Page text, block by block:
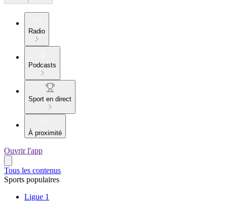
Radio
Podcasts
Sport en direct
À proximité
Ouvrir l'app
Tous les contenus
Sports populaires
Ligue 1